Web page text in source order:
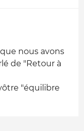
nous avons
de "Retour à
"équilibre